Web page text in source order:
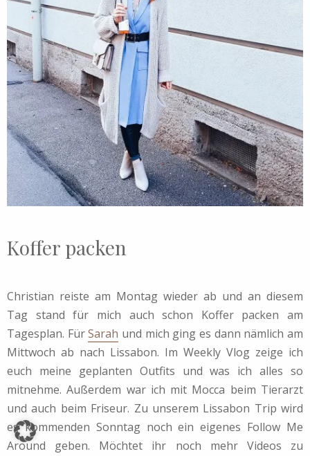
Koffer packen
Christian reiste am Montag wieder ab und an diesem
Tag stand für mich auch schon Koffer packen am
Tagesplan. FürSarah und mich ging es dann nämlich am
Mittwoch ab nach Lissabon. Im Weekly Vlog zeige ich
euch meine geplanten Outfits und was ich alles so
mitnehme. Außerdem war ich mit Mocca beim Tierarzt
und auch beim Friseur. Zu unserem Lissabon Trip wird
es kommenden Sonntag noch ein eigenes Follow Me
Around geben. Möchtet ihr noch mehr Videos zu